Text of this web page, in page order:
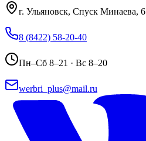
г. Ульяновск, Спуск Минаева, 6
8 (8422) 58-20-40
Пн–Сб 8–21 · Вс 8–20
werbri_plus@mail.ru